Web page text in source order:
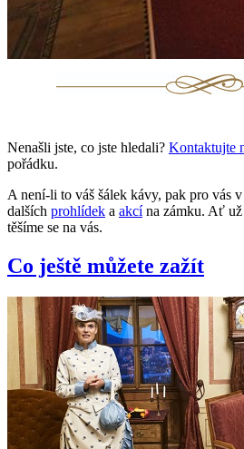
Nenašli jste, co jste hledali? Kontaktujte
pořádku.
A není-li to váš šálek kávy, pak pro vás
dalších prohlídek a akcína zámku. Ať už
těšíme se na vás.
Co ještě můžete zažít